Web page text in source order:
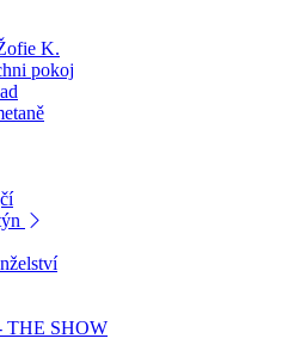
K.
pokoj
SHOW